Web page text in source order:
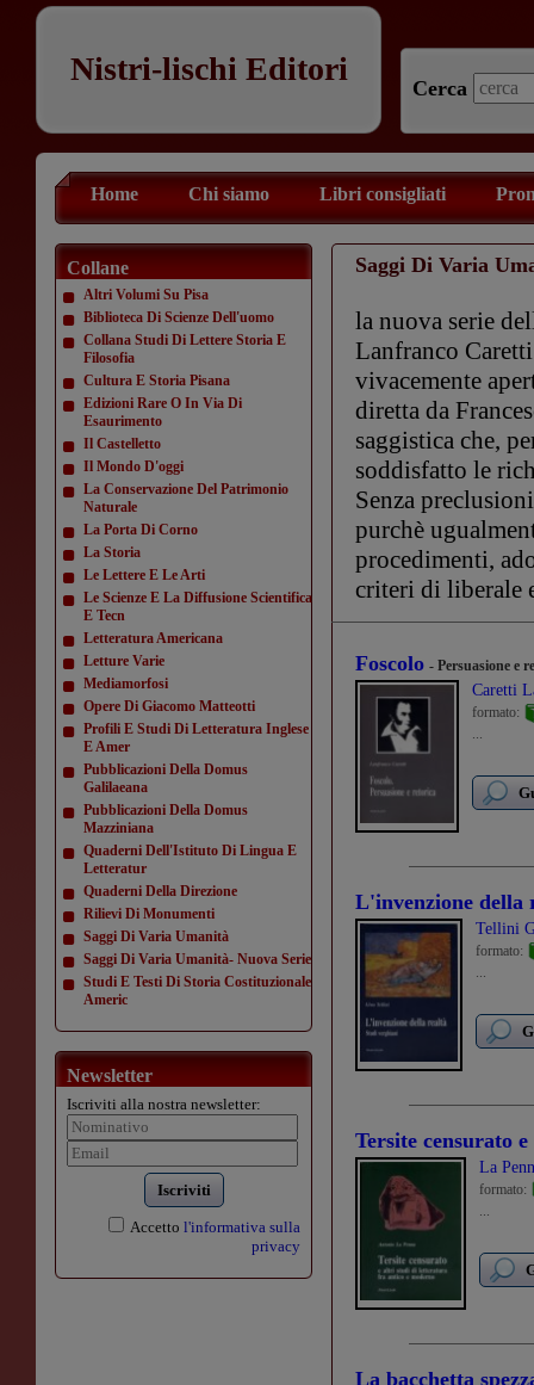
Nistri-lischi Editori
Cerca
Home Chi siamo Libri consigliati
Collane
Altri Volumi Su Pisa
Biblioteca Di Scienze Dell'uomo
Collana Studi Di Lettere Storia E
Filosofia
Cultura E Storia Pisana
Edizioni Rare O In Via Di
Esaurimento
Il Castelletto
Il Mondo D'oggi
La Conservazione Del Patrimonio
Naturale
La Porta Di Corno
La Storia
Le Lettere E Le Arti
Le Scienze E La Diffusione Scientifica
E Tecn
Letteratura Americana
Letture Varie
Mediamorfosi
Opere Di Giacomo Matteotti
Profili E Studi Di Letteratura Inglese
E Amer
Pubblicazioni Della Domus
Galilaeana
Pubblicazioni Della Domus
Mazziniana
Quaderni Dell'Istituto Di Lingua E
Letteratur
Quaderni Della Direzione
Rilievi Di Monumenti
Saggi Di Varia Umanità
Saggi Di Varia Umanità- Nuova Serie
Studi E Testi Di Storia Costituzionale
Americ
Newsletter
Iscriviti alla nostra newsletter:
Iscriviti
Accetto l'informativa sulla
privacy
Saggi Di Varia
la nuova serie
Lanfranco
vivacemente
diretta da
saggistica che,
soddisfatto le
Senza
purchè
procedimenti,
criteri di liberale
Foscolo - Persuasione e
Caretti
formato:
...
L'invenzione della
Tellini
formato:
...
Tersite censurato
La
formato:
...
La bacchetta